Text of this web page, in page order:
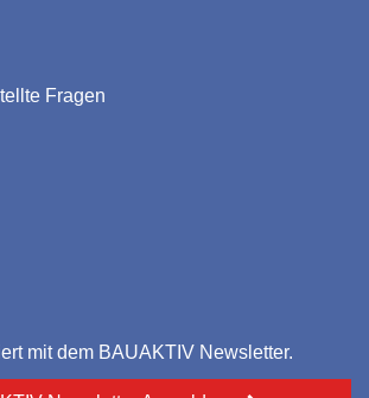
Fragen
mit dem BAUAKTIV Newsletter.